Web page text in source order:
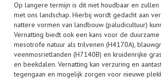
Op langere termijn is dit niet houdbaar en
met ons landschap. Hierbij wordt gedacht aan
nattere vormen van landbouw (paludicultuur)
Vernatting biedt ook een kans voor de
mesotrofe natuur als trilvenen (H4170A),
veenmosrietlanden (H7140B) en kruidenrijke
en beekdalen. Vernatting kan verzuring en
tegengaan en mogelijk zorgen voor nieuwe